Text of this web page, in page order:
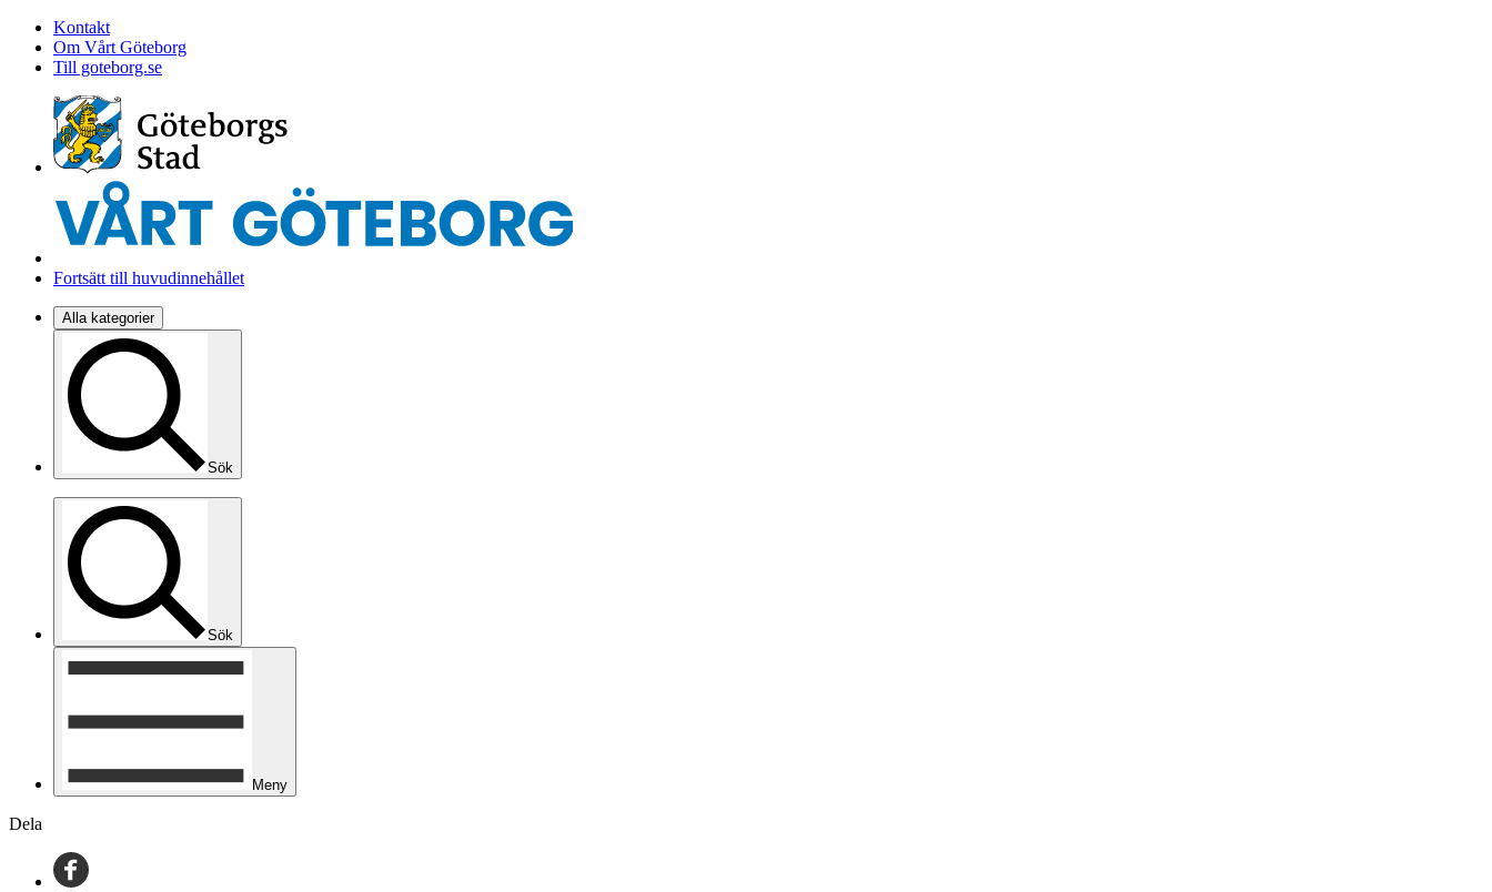
Kontakt
Om Vårt Göteborg
Till goteborg.se
Fortsätt till huvudinnehållet
Alla kategorier
Sök
Sök
Meny
Dela